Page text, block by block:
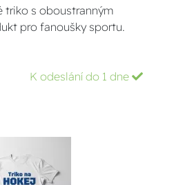
triko s oboustranným
pro fanoušky sportu.
K odeslání do 1 dne